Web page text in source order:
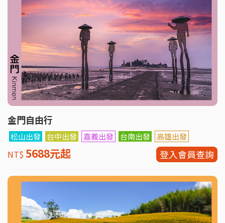
金門自由行
松山出發 台中出發 嘉義出發 台南出發 高雄出發
NT$5688元起 登入會員查詢